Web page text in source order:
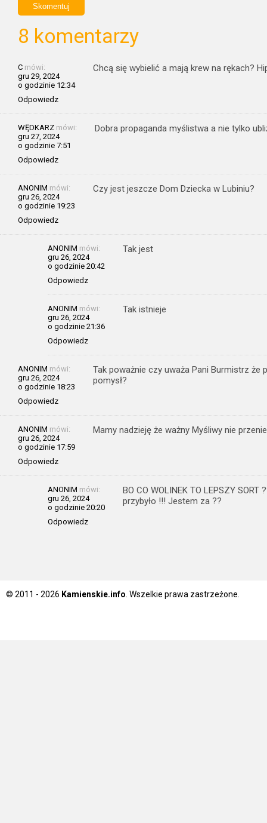
8 komentarzy
C mówi:
gru 29, 2024
o godzinie 12:34
Odpowiedz
Chcą się wybielić a mają krew na rękach?
WĘDKARZ mówi:
gru 27, 2024
o godzinie 7:51
Odpowiedz
Dobra propaganda myślistwa a nie tylko
ANONIM mówi:
gru 26, 2024
o godzinie 19:23
Odpowiedz
Czy jest jeszcze Dom Dziecka w Lubiniu?
ANONIM mówi:
gru 26, 2024
o godzinie 20:42
Odpowiedz
Tak jest
ANONIM mówi:
gru 26, 2024
o godzinie 21:36
Odpowiedz
Tak istnieje
ANONIM mówi:
gru 26, 2024
o godzinie 18:23
Odpowiedz
Tak poważnie czy uważa Pani Burmistrz że
pomysł?
ANONIM mówi:
gru 26, 2024
o godzinie 17:59
Odpowiedz
Mamy nadzieję że ważny Myśliwy nie
ANONIM mówi:
gru 26, 2024
o godzinie 20:20
Odpowiedz
BO CO WOLINEK TO LEPSZY
przybyło !!! Jestem za ??
© 2011 - 2026 Kamienskie.info. Wszelkie prawa zastrzeżone.